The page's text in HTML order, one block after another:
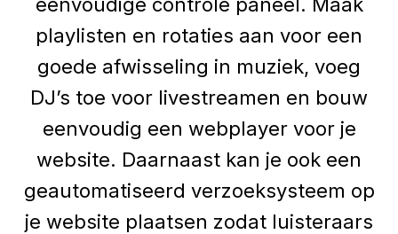
playlisten en rotaties aan voor een
goede afwisseling in muziek, voeg
DJ’s toe voor livestreamen en bouw
eenvoudig een webplayer voor je
website. Daarnaast kan je ook een
geautomatiseerd verzoeksysteem op
je website plaatsen zodat luisteraars